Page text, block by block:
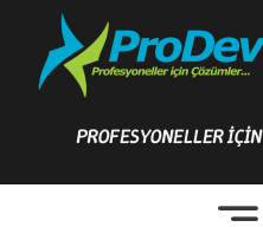
content
PROFESYONELLER